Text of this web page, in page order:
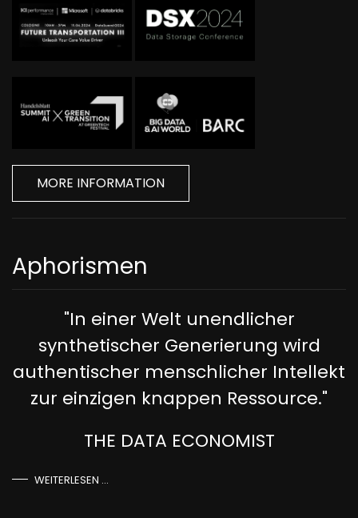
MORE INFORMATION
Aphorismen
"In einer Welt unendlicher
synthetischer Generierung wird
authentischer menschlicher Intellekt
zur einzigen knappen Ressource."
THE DATA ECONOMIST
WEITERLESEN …